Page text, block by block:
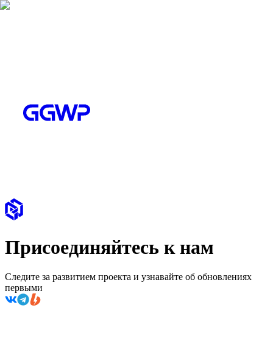
Присоединяйтесь к нам
Следите за развитием проекта и узнавайте об обновлениях
первыми